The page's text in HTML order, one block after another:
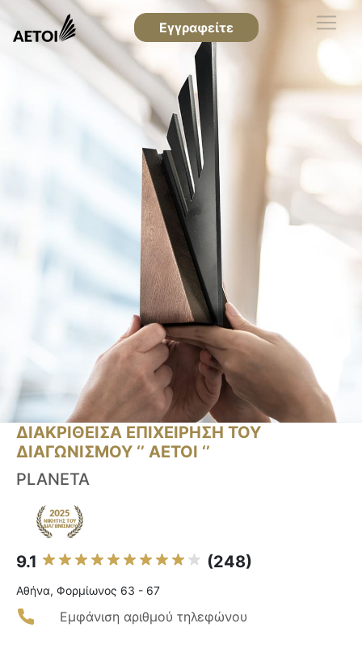
Εγγραφείτε
ΔΙΑΚΡΙΘΕΙΣΑ ΕΠΙΧΕΙΡΗΣΗ ΤΟΥ
ΔΙΑΓΩΝΙΣΜΟΥ ‘’ ΑΕΤΟΙ ‘’
PLANETA
9.1 (248)
Αθήνα, Φορμίωνος 63 - 67
Εμφάνιση αριθμού τηλεφώνου